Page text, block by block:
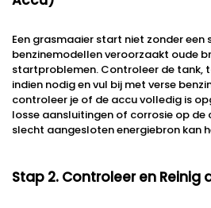
Een grasmaaier start niet zonder een
benzinemodellen veroorzaakt oude
startproblemen. Controleer de tank,
indien nodig en vul bij met verse
controleer je of de accu volledig is
losse aansluitingen of corrosie op de
slecht aangesloten energiebron kan
Stap 2. Controleer en Reinig